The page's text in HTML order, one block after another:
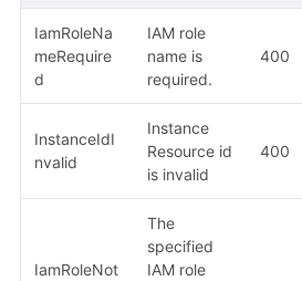
IamRoleNa
meRequire
d
IAM role
name is
required.
400
InstanceIdI
nvalid
Instance
Resource id
is invalid
400
IamRoleNot
The
specified
IAM role